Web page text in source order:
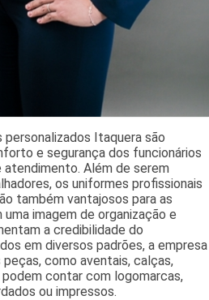
Itaquera são
e segurança dos funcionários
Além de serem
os uniformes profissionais
também vantajosos para as
imagem de organização e
a credibilidade do
em diversos padrões, a empresa
como aventais, calças,
contar com logomarcas,
ou impressos.